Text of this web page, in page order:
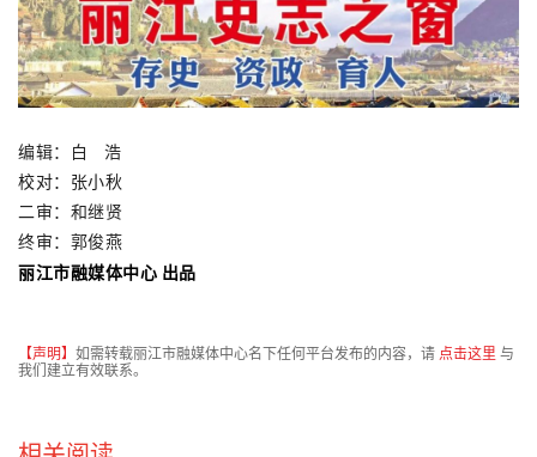
编辑：白 浩
校对：张小秋
二审：和继贤
终审：郭俊燕
丽江市融媒体中心 出品
【声明】 如需转载丽江市融媒体中心名下任何平台发布的内容，请 点击这里 与
我们建立有效联系。